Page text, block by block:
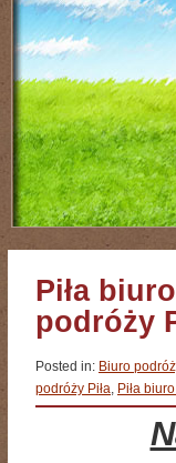
Piła
podróży
Posted in: Biuro
podróży Piła, Piła